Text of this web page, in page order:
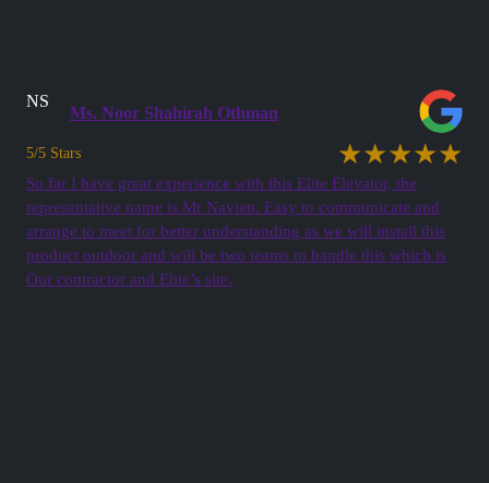
NS
Ms. Noor Shahirah Othman
5/5 Stars ★★★★★
So far I have great experience with this Elite Elevator, the
representative name is Mr Navien. Easy to communicate and
arrange to meet for better understanding as we will install this
product outdoor and will be two teams to handle this which is
Our contractor and Elite’s site.